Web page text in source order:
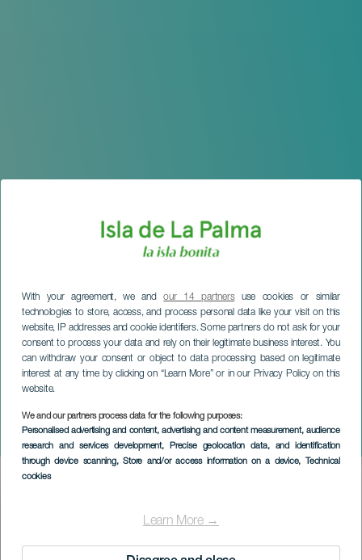
With your agreement, we andour 14 partnersuse cookies or similar
technologies to store, access, and process personal data like your visit on this
website, IP addresses and cookie identifiers. Some partners do not ask for your
consent to process your data and rely on their legitimate business interest. You
can withdraw your consent or object to data processing based on legitimate
interest at any time by clicking on “Learn More” or in our Privacy Policy on this
website.
We and our partners process data for the following purposes:
Personalised advertising and content, advertising and content measurement, audience
research and services development, Precise geolocation data, and identification
through device scanning, Store and/or access information on a device, Technical
cookies
Learn More →
Kirjaimet ja tähdet
LA PALMA
Imagen